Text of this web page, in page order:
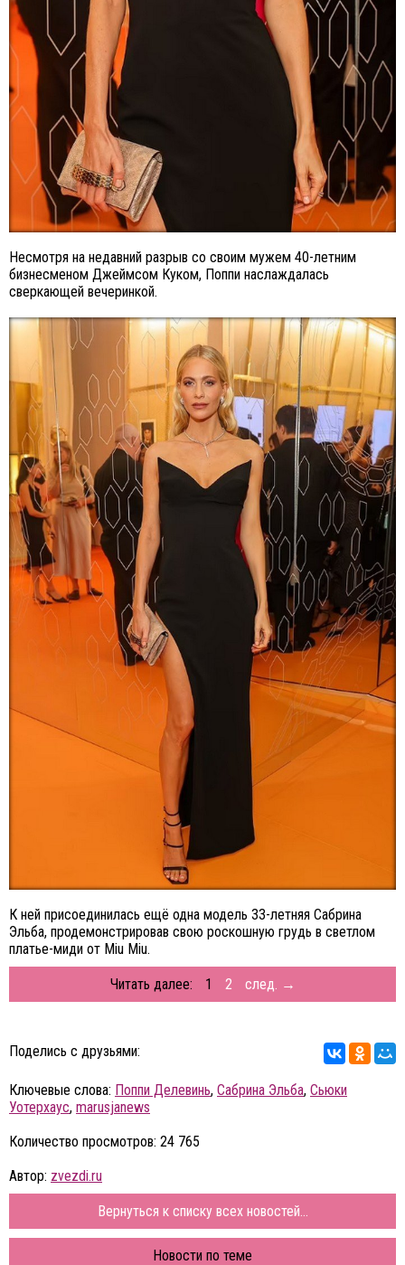
Несмотря на недавний разрыв со своим мужем 40-летним
бизнесменом Джеймсом Куком, Поппи наслаждалась
сверкающей вечеринкой.
К ней присоединилась ещё одна модель 33-летняя Сабрина
Эльба, продемонстрировав свою роскошную грудь в светлом
платье-миди от Miu Miu.
Читать далее: 1 2 след. →
Поделись с друзьями:
Ключевые слова: Поппи Делевинь, Сабрина Эльба, Сьюки
Уотерхаус, marusjanews
Количество просмотров: 24 765
Автор: zvezdi.ru
Вернуться к списку всех новостей...
Новости по теме